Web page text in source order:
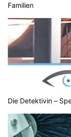
Familien
Die Detektivin –